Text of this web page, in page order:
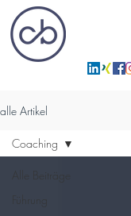
alle Artikel
Alle Beiträge
Führung
Coaching